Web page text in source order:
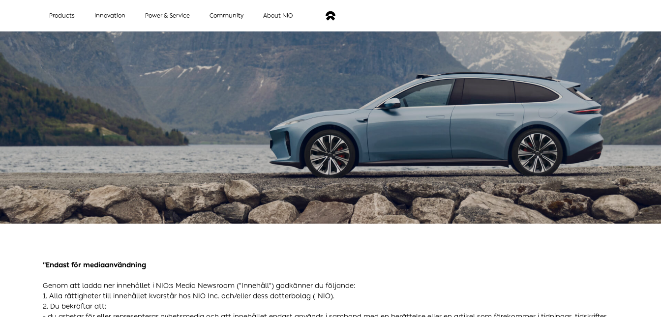
Products Innovation Power & Service Community About NIO
"Endast för mediaanvändning
Genom att ladda ner innehållet i NIO:s Media Newsroom ("Innehåll") godkänner du följande:
1. Alla rättigheter till innehållet kvarstår hos NIO Inc. och/eller dess dotterbolag ("NIO).
2. Du bekräftar att: